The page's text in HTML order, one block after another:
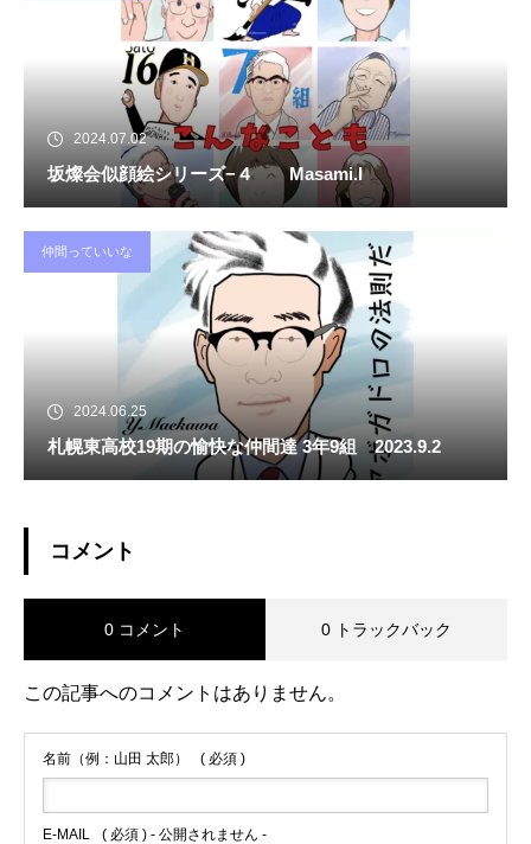
2024.07.02
坂燦会似顔絵シリーズ−４ Masami.I
仲間っていいな
2024.06.25
札幌東高校19期の愉快な仲間達 3年9組 2023.9.2
コメント
0 コメント 0 トラックバック
この記事へのコメントはありません。
名前（例：山田 太郎） ( 必須 )
E-MAIL ( 必須 ) - 公開されません -